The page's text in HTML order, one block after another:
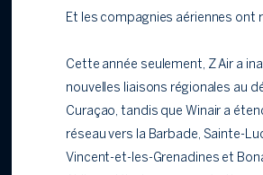
Et les compagnies aériennes ont
Cette année seulement, Z Air a
nouvelles liaisons régionales au
Curaçao, tandis que Winair a
réseau vers la Barbade, Sainte-
Vincent-et-les-Grenadines et